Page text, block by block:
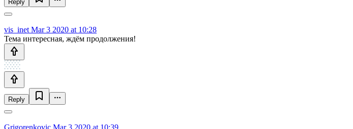
Reply
vis_inet Mar 3 2020 at 10:28
Тема интересная, ждём продолжения!
Reply
Grigorenkovic Mar 3 2020 at 10:39